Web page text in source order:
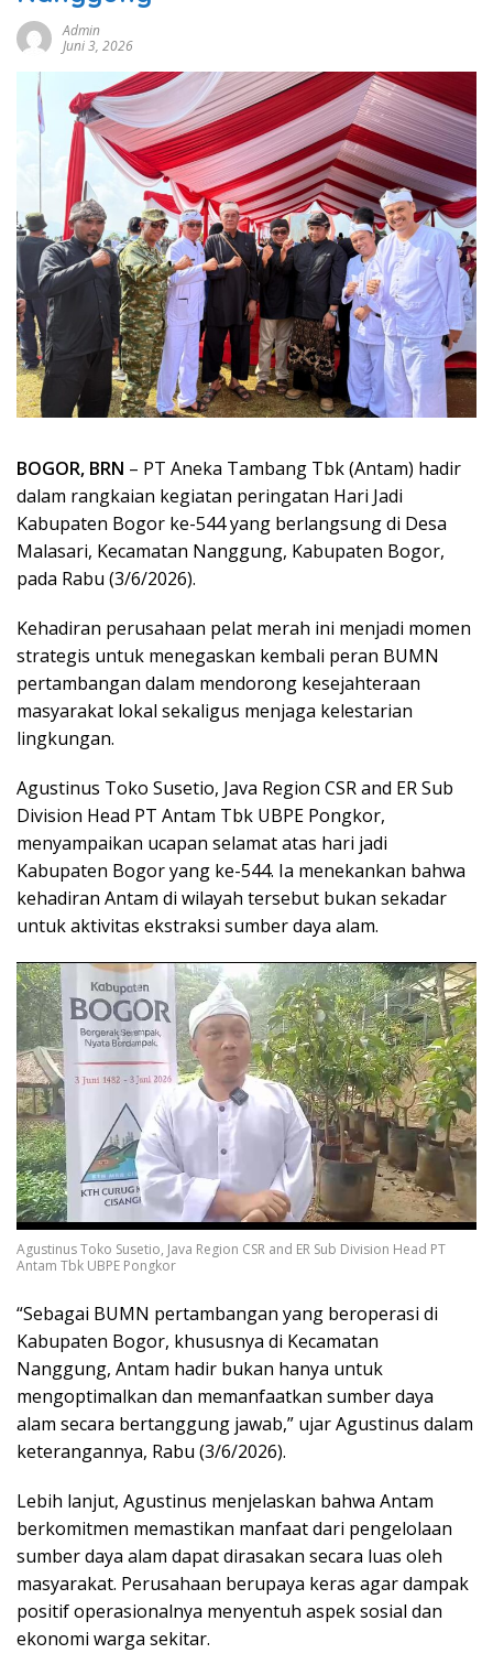
Admin
Juni 3, 2026
BOGOR, BRN – PT Aneka Tambang Tbk (Antam) hadir
dalam rangkaian kegiatan peringatan Hari Jadi
Kabupaten Bogor ke-544 yang berlangsung di Desa
Malasari, Kecamatan Nanggung, Kabupaten Bogor,
pada Rabu (3/6/2026).
Kehadiran perusahaan pelat merah ini menjadi momen
strategis untuk menegaskan kembali peran BUMN
pertambangan dalam mendorong kesejahteraan
masyarakat lokal sekaligus menjaga kelestarian
lingkungan.
Agustinus Toko Susetio, Java Region CSR and ER Sub
Division Head PT Antam Tbk UBPE Pongkor,
menyampaikan ucapan selamat atas hari jadi
Kabupaten Bogor yang ke-544. Ia menekankan bahwa
kehadiran Antam di wilayah tersebut bukan sekadar
untuk aktivitas ekstraksi sumber daya alam.
Agustinus Toko Susetio, Java Region CSR and ER Sub Division Head PT
Antam Tbk UBPE Pongkor
“Sebagai BUMN pertambangan yang beroperasi di
Kabupaten Bogor, khususnya di Kecamatan
Nanggung, Antam hadir bukan hanya untuk
mengoptimalkan dan memanfaatkan sumber daya
alam secara bertanggung jawab,” ujar Agustinus dalam
keterangannya, Rabu (3/6/2026).
Lebih lanjut, Agustinus menjelaskan bahwa Antam
berkomitmen memastikan manfaat dari pengelolaan
sumber daya alam dapat dirasakan secara luas oleh
masyarakat. Perusahaan berupaya keras agar dampak
positif operasionalnya menyentuh aspek sosial dan
ekonomi warga sekitar.